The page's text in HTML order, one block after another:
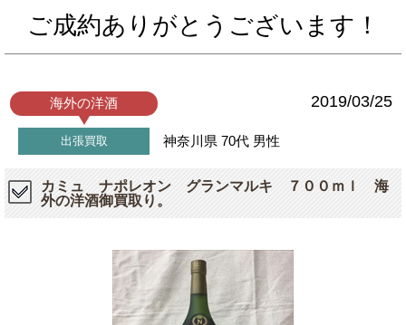
ご成約ありがとうございます！
海外の洋酒 2019/03/25
出張買取 神奈川県 70代 男性
カミュ ナポレオン グランマルキ ７００ｍｌ 海
外の洋酒御買取り。